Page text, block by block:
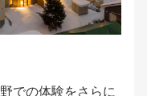
での体験をさらに